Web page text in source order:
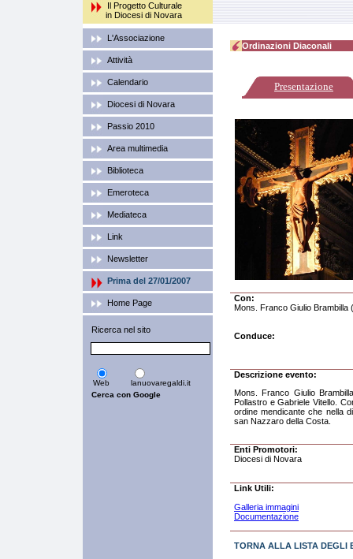
Il Progetto Culturale
in Diocesi di Novara
L'Associazione
Attività
Calendario
Diocesi di Novara
Passio 2010
Area multimedia
Biblioteca
Emeroteca
Mediateca
Link
Newsletter
Prima del 27/01/2007
Home Page
Ricerca nel sito
Web lanuovaregaldi.it
Ordinazioni Diaconali
Presentazione
Con:
Mons. Franco Giulio Brambilla
Conduce:
Descrizione evento:
Mons. Franco Giulio
Pollastro e Gabriele Vitello.
ordine mendicante che nella
san Nazzaro della Costa.
Enti Promotori:
Diocesi di Novara
Link Utili:
Galleria immagini
Documentazione
TORNA ALLA LISTA DEGLI